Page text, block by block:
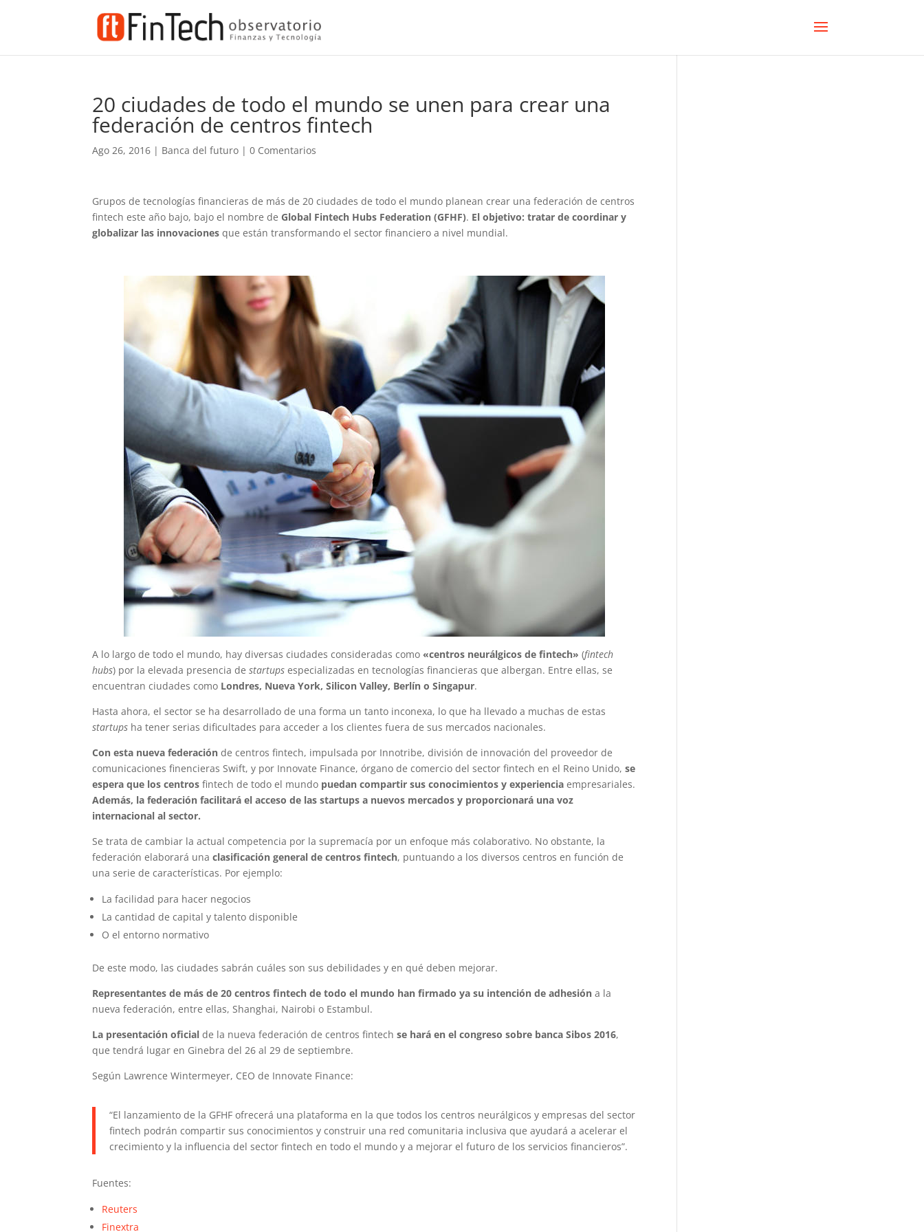
20 ciudades de todo el mundo se unen para crear una
federación de centros fintech
Ago 26, 2016 | Banca del futuro |0 Comentarios
Grupos de tecnologías financieras de más de 20 ciudades de todo el mundo planean crear una federación de centros
fintech este año bajo, bajo el nombre de Global Fintech Hubs Federation (GFHF). El objetivo: tratar de coordinar y
globalizar las innovaciones que están transformando el sector financiero a nivel mundial.
A lo largo de todo el mundo, hay diversas ciudades consideradas como «centros neurálgicos de fintech» (fintech
hubs) por la elevada presencia destartups especializadas en tecnologías financieras que albergan. Entre ellas, se
encuentran ciudades como Londres, Nueva York, Silicon Valley, Berlín o Singapur.
Hasta ahora, el sector se ha desarrollado de una forma un tanto inconexa, lo que ha llevado a muchas de estas
startups ha tener serias dificultades para acceder a los clientes fuera de sus mercados nacionales.
Con esta nueva federación de centros fintech, impulsada por Innotribe, división de innovación del proveedor de
comunicaciones finencieras Swift, y por Innovate Finance, órgano de comercio del sector fintech en el Reino Unido,se
espera que los centros fintech de todo el mundo puedan compartir sus conocimientos y experiencia empresariales.
Además, la federación facilitará el acceso de las startups a nuevos mercados y proporcionará una voz
internacional al sector.
Se trata de cambiar la actual competencia por la supremacía por un enfoque más colaborativo. No obstante, la
federación elaborará unaclasificación general de centros fintech, puntuando a los diversos centros en función de
una serie de características. Por ejemplo:
La facilidad para hacer negocios
La cantidad de capital y talento disponible
O el entorno normativo
De este modo, las ciudades sabrán cuáles son sus debilidades y en qué deben mejorar.
Representantes de más de 20 centros fintech de todo el mundo han firmado ya su intención de adhesión a la
nueva federación, entre ellas, Shanghai, Nairobi o Estambul.
La presentación oficial de la nueva federación de centros fintechse hará en el congreso sobre banca Sibos 2016,
que tendrá lugar en Ginebra del 26 al 29 de septiembre.
Según Lawrence Wintermeyer, CEO de Innovate Finance:
“El lanzamiento de la GFHF ofrecerá una plataforma en la que todos los centros neurálgicos y empresas del sector
fintech podrán compartir sus conocimientos y construir una red comunitaria inclusiva que ayudará a acelerar el
crecimiento y la influencia del sector fintech en todo el mundo y a mejorar el futuro de los servicios financieros”.
Fuentes:
Reuters
Finextra